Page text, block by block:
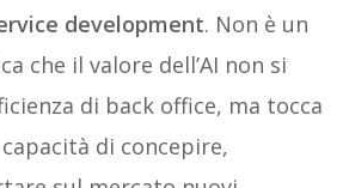
development. Non è un
che il valore dell’AI non si
di back office, ma tocca
di concepire,